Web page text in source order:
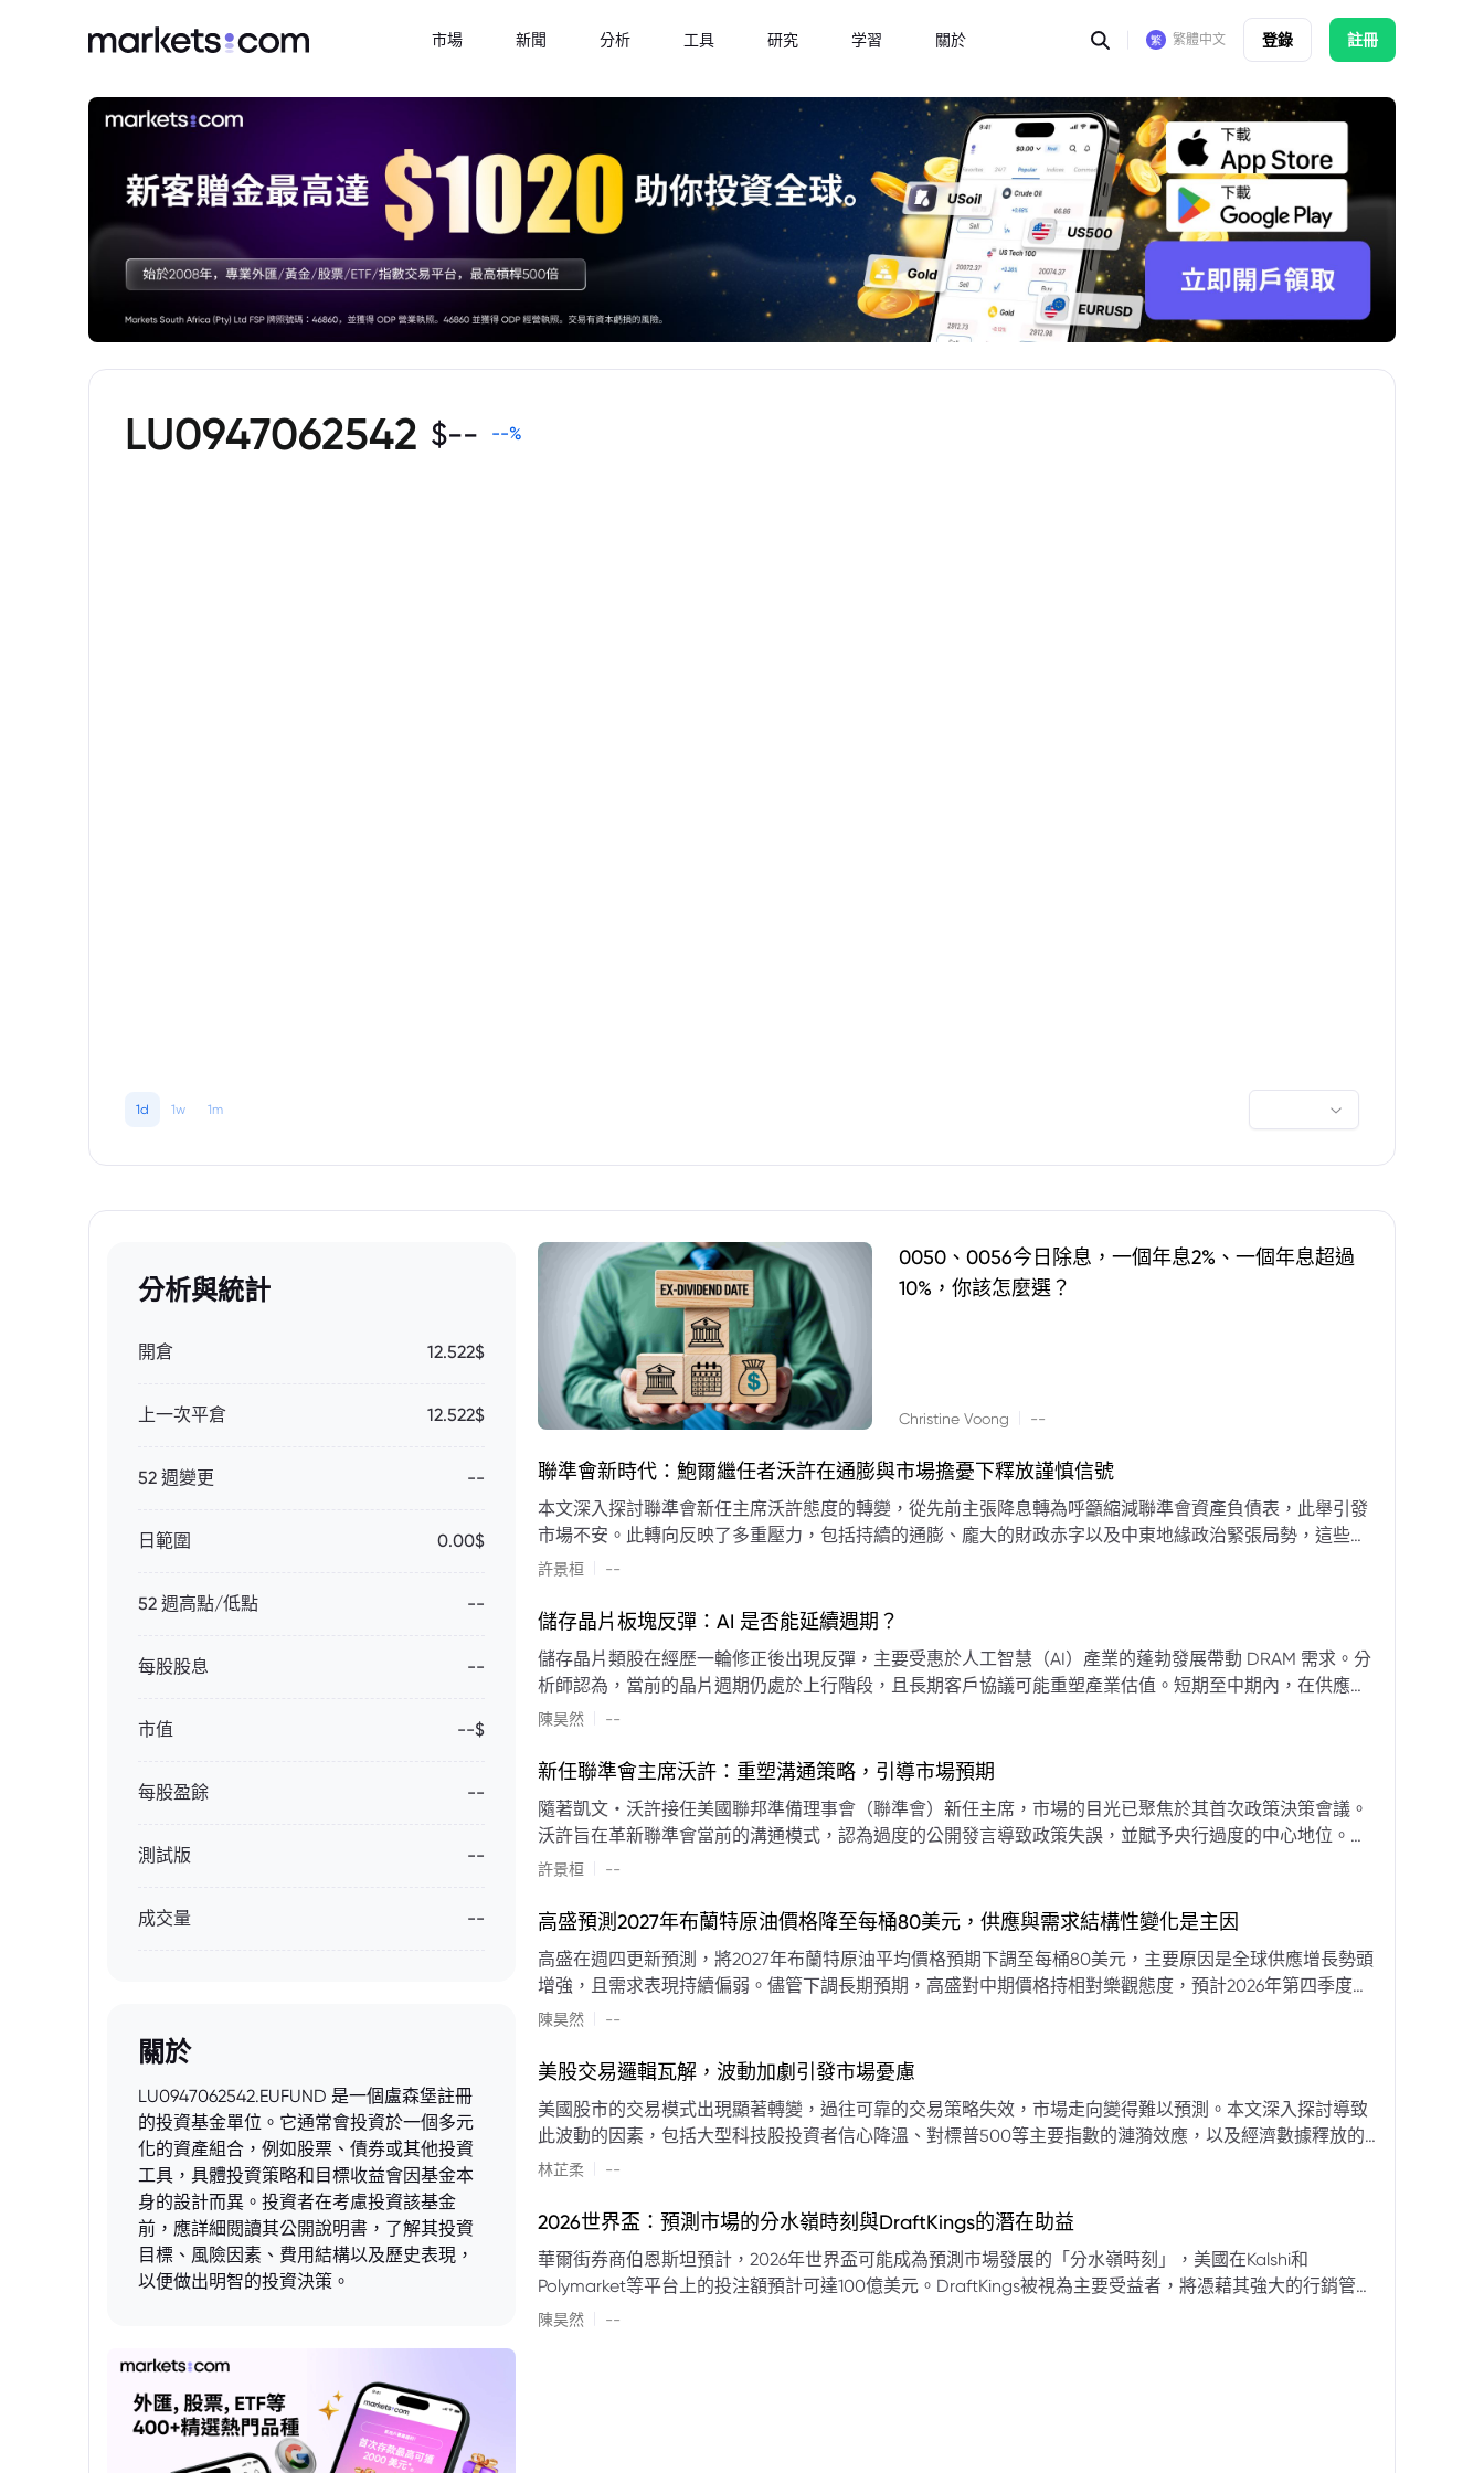
市場 新聞 分析 工具 研究 学習 關於 繁體中文 登錄 註冊
LU0947062542 $-- --%
1d 1w 1m
分析與統計
開倉 12.522$
上一次平倉 12.522$
52 週變更 --
日範圍 0.00$
52 週高點/低點 --
每股股息 --
市值 --$
每股盈餘 --
測試版 --
成交量 --
關於
LU0947062542.EUFUND 是一個盧森堡註冊
的投資基金單位。它通常會投資於一個多元
化的資產組合，例如股票、債券或其他投資
工具，具體投資策略和目標收益會因基金本
身的設計而異。投資者在考慮投資該基金
前，應詳細閱讀其公開說明書，了解其投資
目標、風險因素、費用結構以及歷史表現，
以便做出明智的投資決策。
0050、0056今日除息，一個年息2%、一個年息超過
10%，你該怎麼選？
Christine Voong --
聯準會新時代：鮑爾繼任者沃許在通膨與市場擔憂下釋放謹慎信號
本文深入探討聯準會新任主席沃許態度的轉變，從先前主張降息轉為呼籲縮減聯準會資產負債表，此舉引發
市場不安。此轉向反映了多重壓力，包括持續的通膨、龐大的財政赤字以及中東地緣政治緊張局勢，這些因
素限制了聯準會實施降息或激進縮減資產負債表的空間。專家預計將進入政策觀望期，重點將放在維持較高
許景桓 --
儲存晶片板塊反彈：AI 是否能延續週期？
儲存晶片類股在經歷一輪修正後出現反彈，主要受惠於人工智慧（AI）產業的蓬勃發展帶動 DRAM 需求。分
析師認為，當前的晶片週期仍處於上行階段，且長期客戶協議可能重塑產業估值。短期至中期內，在供應受
限的支撐下，價格預期將持續走高。
陳昊然 --
新任聯準會主席沃許：重塑溝通策略，引導市場預期
隨著凱文・沃許接任美國聯邦準備理事會（聯準會）新任主席，市場的目光已聚焦於其首次政策決策會議。
沃許旨在革新聯準會當前的溝通模式，認為過度的公開發言導致政策失誤，並賦予央行過度的中心地位。他
計畫重塑政策預期的發布方式及其頻率，目標是減少對預期市場信號的依賴，並強化對經濟基本面的關注。
許景桓 --
高盛預測2027年布蘭特原油價格降至每桶80美元，供應與需求結構性變化是主因
高盛在週四更新預測，將2027年布蘭特原油平均價格預期下調至每桶80美元，主要原因是全球供應增長勢頭
增強，且需求表現持續偏弱。儘管下調長期預期，高盛對中期價格持相對樂觀態度，預計2026年第四季度布
蘭特原油均價為每桶90美元。該行認為，美國、巴西、圭亞那、委內瑞拉及阿聯酋的產量提升，加上需求端
其影響低於預期，二季度的全球供應缺口（每日500萬至600萬桶）因需求疲軟和市場已存在的供過於求而
口受阻持續，2026年底油價可能升至每桶110美元以上，極端情況下2027年甚至可能觸及140美元。相對地，
若供應快速恢復且需求進一步走弱，2026年底油價可能回落至每桶70美元左右，2027年則可能降至每桶60
美元。
陳昊然 --
美股交易邏輯瓦解，波動加劇引發市場憂慮
美國股市的交易模式出現顯著轉變，過往可靠的交易策略失效，市場走向變得難以預測。本文深入探討導致
此波動的因素，包括大型科技股投資者信心降溫、對標普500等主要指數的漣漪效應，以及經濟數據釋放的
矛盾信號。專家意見顯示，雙向交易與市場震盪加劇將成為新常態。重點摘要包括：先前「逢低買入」策略
點：** * **交易邏輯轉變：** 順勢做多的市場邏輯已瓦解，市場走向變得難以預測。 * **科技股信心減弱：**
現顯著的單日反轉幅度，整體市場穩定性大幅下降。 * **經濟數據拉扯：** 經濟數據表現出韌性與聯準會緊
縮貨幣政策預期升溫之間形成拉扯，加劇市場不確定性。 * **專家預期：** 預計將持續出現板塊輪動與風格
切換，投資者意見分歧程度處於極高水平。 * **聚焦聯準會：** 聯準會的利率決議及後續記者會，被視為短
林芷柔 --
2026世界盃：預測市場的分水嶺時刻與DraftKings的潛在助益
華爾街券商伯恩斯坦預計，2026年世界盃可能成為預測市場發展的「分水嶺時刻」，美國在Kalshi和
Polymarket等平台上的投注額預計可達100億美元。DraftKings被視為主要受益者，將憑藉其強大的行銷管
道、西班牙語轉播權以及對預測市場業務的拓展，為即將到來的NFL賽季做準備。
陳昊然 --